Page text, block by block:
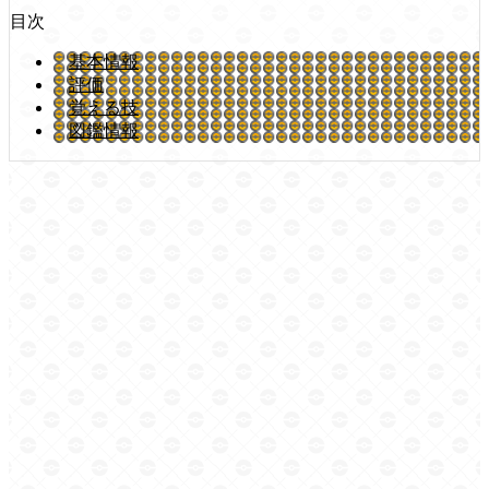
目次
基本情報
評価
覚える技
図鑑情報